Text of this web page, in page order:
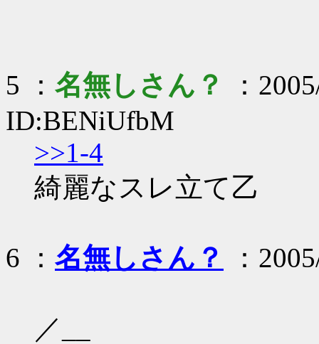
5 ： 名無しさん？
：
ID:BENiUfbM
>>1-4
綺麗なスレ立て乙
6 ： 名無しさん？ ：
／__